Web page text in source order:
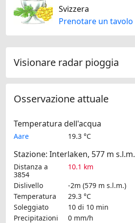
Svizzera
Prenotare un tavolo
Visionare radar pioggia
Osservazione attuale
Temperatura dell'acqua
Aare 19.3 °C
Stazione: Interlaken, 577 m s.l.m.
Distanza a
3854
10.1 km
Dislivello
-2m (579 m s.l.m.)
Temperatura
29.3 °C
Soleggiato
10 di 10 min
Precipitazioni
0 mm/h